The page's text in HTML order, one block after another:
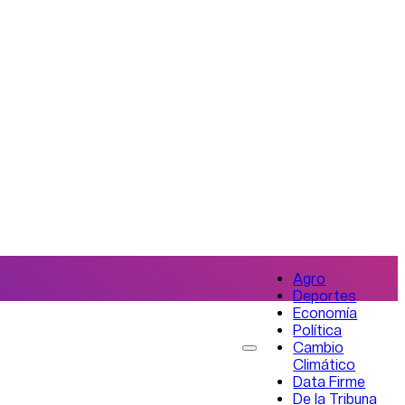
Agro
Deportes
Economía
Política
Cambio
Climático
Data Firme
De la Tribuna